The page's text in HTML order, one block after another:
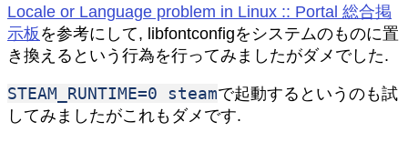
Locale or Language problem in Linux :: Portal 総合掲
示板 を参考にして, libfontconfigをシステムのものに置
き換えるという行為を行ってみましたがダメでした.
STEAM_RUNTIME=0 steamで起動するというのも試
してみましたがこれもダメです.